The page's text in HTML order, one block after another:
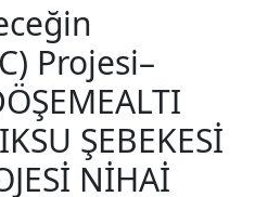
Projesi–
ŞEBEKESİ
NİHAİ